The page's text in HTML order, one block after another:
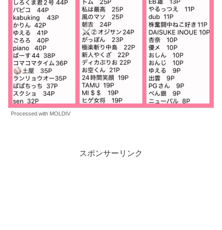
Processed with MOLDIV
スポンサーリンク